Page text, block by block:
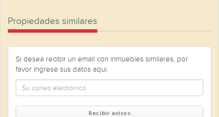
Propiedades similares
Si desea recibir un email con inmuebles similares, por
favor ingrese sus datos aqui.
Recibir avisos